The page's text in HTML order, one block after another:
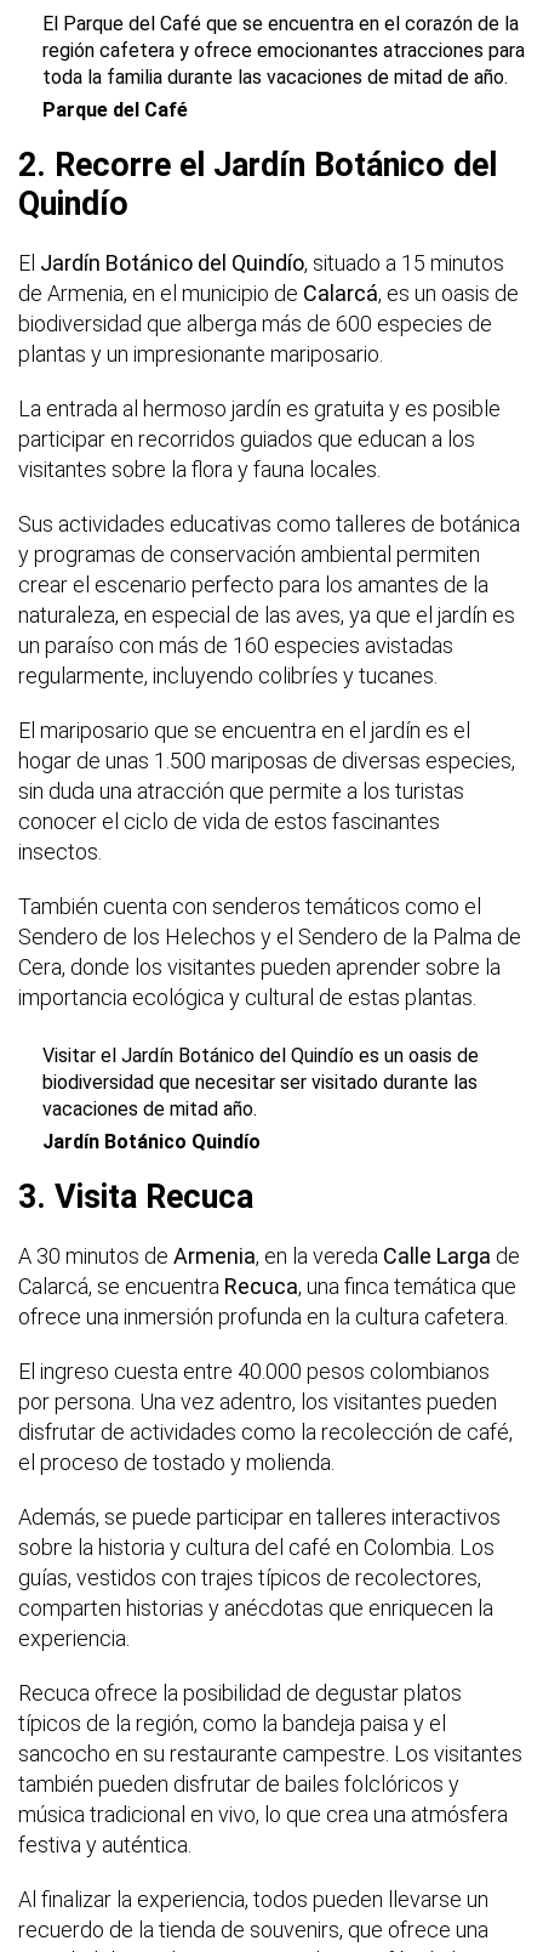
El Parque del Café que se encuentra en el corazón de la
región cafetera y ofrece emocionantes atracciones para
toda la familia durante las vacaciones de mitad de año.
Parque del Café
2. Recorre el Jardín Botánico del
Quindío
El Jardín Botánico del Quindío, situado a 15 minutos
de Armenia, en el municipio de Calarcá, es un oasis de
biodiversidad que alberga más de 600 especies de
plantas y un impresionante mariposario.
La entrada al hermoso jardín es gratuita y es posible
participar en recorridos guiados que educan a los
visitantes sobre la flora y fauna locales.
Sus actividades educativas como talleres de botánica
y programas de conservación ambiental permiten
crear el escenario perfecto para los amantes de la
naturaleza, en especial de las aves, ya que el jardín es
un paraíso con más de 160 especies avistadas
regularmente, incluyendo colibríes y tucanes.
El mariposario que se encuentra en el jardín es el
hogar de unas 1.500 mariposas de diversas especies,
sin duda una atracción que permite a los turistas
conocer el ciclo de vida de estos fascinantes
insectos.
También cuenta con senderos temáticos como el
Sendero de los Helechos y el Sendero de la Palma de
Cera, donde los visitantes pueden aprender sobre la
importancia ecológica y cultural de estas plantas.
Visitar el Jardín Botánico del Quindío es un oasis de
biodiversidad que necesitar ser visitado durante las
vacaciones de mitad año.
Jardín Botánico Quindío
3. Visita Recuca
A 30 minutos de Armenia, en la vereda Calle Larga de
Calarcá, se encuentra Recuca, una finca temática que
ofrece una inmersión profunda en la cultura cafetera.
El ingreso cuesta entre 40.000 pesos colombianos
por persona. Una vez adentro, los visitantes pueden
disfrutar de actividades como la recolección de café,
el proceso de tostado y molienda.
Además, se puede participar en talleres interactivos
sobre la historia y cultura del café en Colombia. Los
guías, vestidos con trajes típicos de recolectores,
comparten historias y anécdotas que enriquecen la
experiencia.
Recuca ofrece la posibilidad de degustar platos
típicos de la región, como la bandeja paisa y el
sancocho en su restaurante campestre. Los visitantes
también pueden disfrutar de bailes folclóricos y
música tradicional en vivo, lo que crea una atmósfera
festiva y auténtica.
Al finalizar la experiencia, todos pueden llevarse un
recuerdo de la tienda de souvenirs, que ofrece una